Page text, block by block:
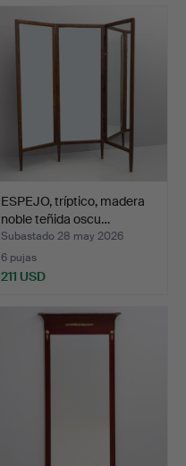
ESPEJO, tríptico, madera
noble teñida oscu…
Subastado 28 may 2026
6 pujas
211 USD